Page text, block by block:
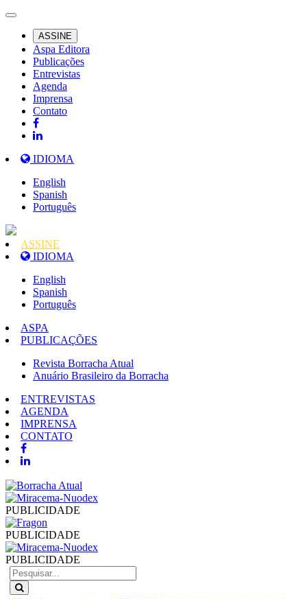
ASSINE
Aspa Editora
Publicações
Entrevistas
Agenda
Imprensa
Contato
IDIOMA
English
Spanish
Português
ASSINE
IDIOMA
English
Spanish
Português
ASPA
PUBLICAÇÕES
Revista Borracha Atual
Anuário Brasileiro da Borracha
ENTREVISTAS
AGENDA
IMPRENSA
CONTATO
PUBLICIDADE
PUBLICIDADE
PUBLICIDADE